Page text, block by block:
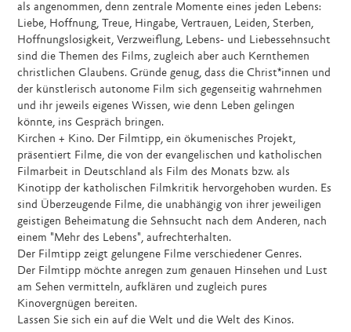
als angenommen, denn zentrale Momente eines jeden Lebens:
Liebe, Hoffnung, Treue, Hingabe, Vertrauen, Leiden, Sterben,
Hoffnungslosigkeit, Verzweiflung, Lebens- und Liebessehnsucht
sind die Themen des Films, zugleich aber auch Kernthemen
christlichen Glaubens. Gründe genug, dass die Christ*innen und
der künstlerisch autonome Film sich gegenseitig wahrnehmen
und ihr jeweils eigenes Wissen, wie denn Leben gelingen
könnte, ins Gespräch bringen.
Kirchen + Kino. Der Filmtipp, ein ökumenisches Projekt,
präsentiert Filme, die von der evangelischen und katholischen
Filmarbeit in Deutschland als Film des Monats bzw. als
Kinotipp der katholischen Filmkritik hervorgehoben wurden. Es
sind Überzeugende Filme, die unabhängig von ihrer jeweiligen
geistigen Beheimatung die Sehnsucht nach dem Anderen, nach
einem "Mehr des Lebens", aufrechterhalten.
Der Filmtipp zeigt gelungene Filme verschiedener Genres.
Der Filmtipp möchte anregen zum genauen Hinsehen und Lust
am Sehen vermitteln, aufklären und zugleich pures
Kinovergnügen bereiten.
Lassen Sie sich ein auf die Welt und die Welt des Kinos.